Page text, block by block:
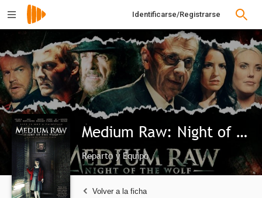
Identificarse/Registrarse
Medium Raw: Night of the Wolf
Reparto y Equipo
Volver a la ficha